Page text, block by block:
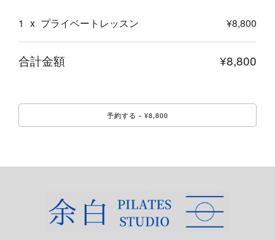
1 x プライベートレッスン ¥8,800
合計金額 ¥8,800